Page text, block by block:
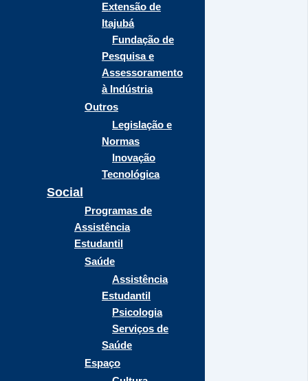
Extensão de
Itajubá
Fundação de
Pesquisa e
Assessoramento
à Indústria
Outros
Legislação e
Normas
Inovação
Tecnológica
Social
Programas de
Assistência
Estudantil
Saúde
Assistência
Estudantil
Psicologia
Serviços de
Saúde
Espaço